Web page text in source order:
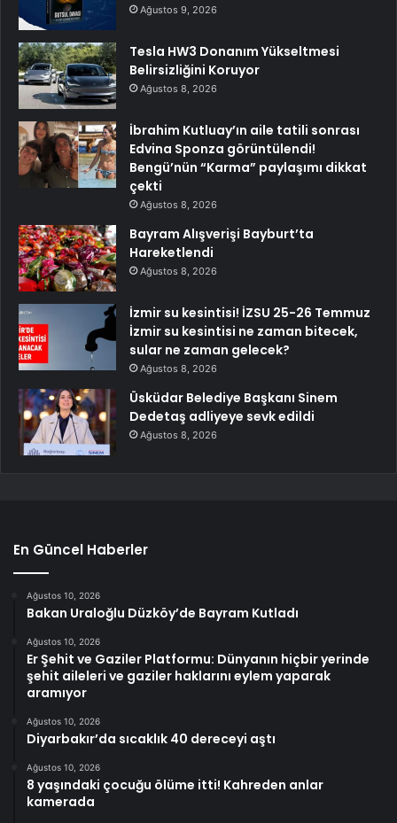
Ağustos 9, 2026
Tesla HW3 Donanım Yükseltmesi
Belirsizliğini Koruyor
Ağustos 8, 2026
İbrahim Kutluay’ın aile tatili sonrası
Edvina Sponza görüntülendi!
Bengü’nün “Karma” paylaşımı dikkat
çekti
Ağustos 8, 2026
Bayram Alışverişi Bayburt’ta
Hareketlendi
Ağustos 8, 2026
İzmir su kesintisi! İZSU 25-26 Temmuz
İzmir su kesintisi ne zaman bitecek,
sular ne zaman gelecek?
Ağustos 8, 2026
Üsküdar Belediye Başkanı Sinem
Dedetaş adliyeye sevk edildi
Ağustos 8, 2026
En Güncel Haberler
Ağustos 10, 2026
Bakan Uraloğlu Düzköy’de Bayram Kutladı
Ağustos 10, 2026
Er Şehit ve Gaziler Platformu: Dünyanın hiçbir yerinde
şehit aileleri ve gaziler haklarını eylem yaparak
aramıyor
Ağustos 10, 2026
Diyarbakır’da sıcaklık 40 dereceyi aştı
Ağustos 10, 2026
8 yaşındaki çocuğu ölüme itti! Kahreden anlar
kamerada